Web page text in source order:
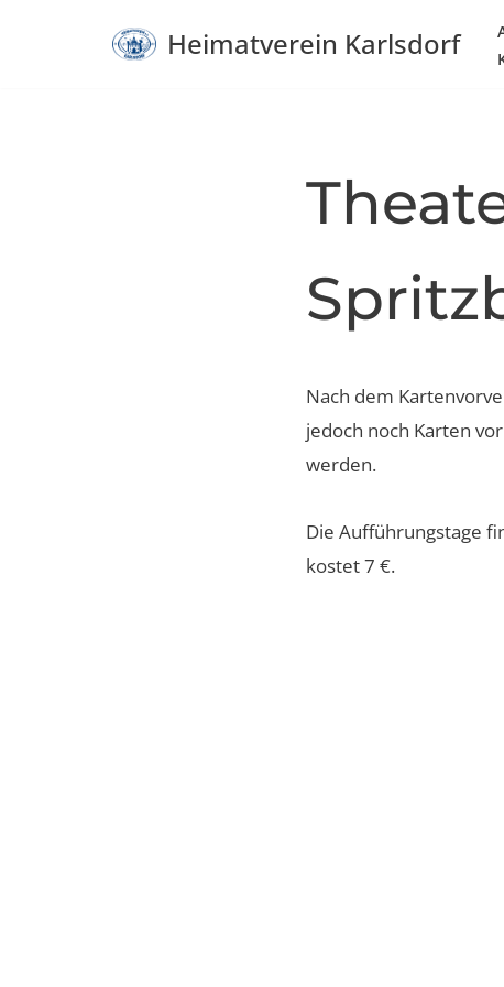
Heimatverein Karlsdorf
Nach dem
jedoch noch Karten
werden.
Die Aufführungstage
kostet 7 €.